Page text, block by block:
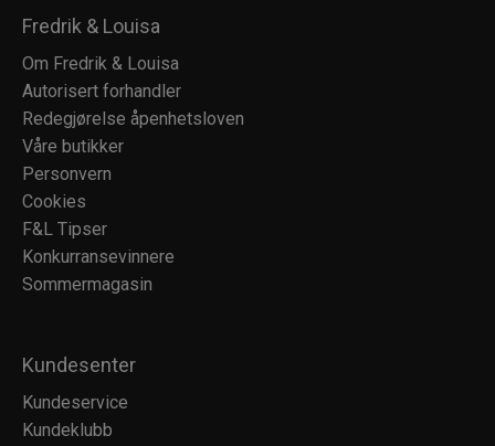
Fredrik & Louisa
Om Fredrik & Louisa
Autorisert forhandler
Redegjørelse åpenhetsloven
Våre butikker
Personvern
Cookies
F&L Tipser
Konkurransevinnere
Sommermagasin
Kundesenter
Kundeservice
Kundeklubb